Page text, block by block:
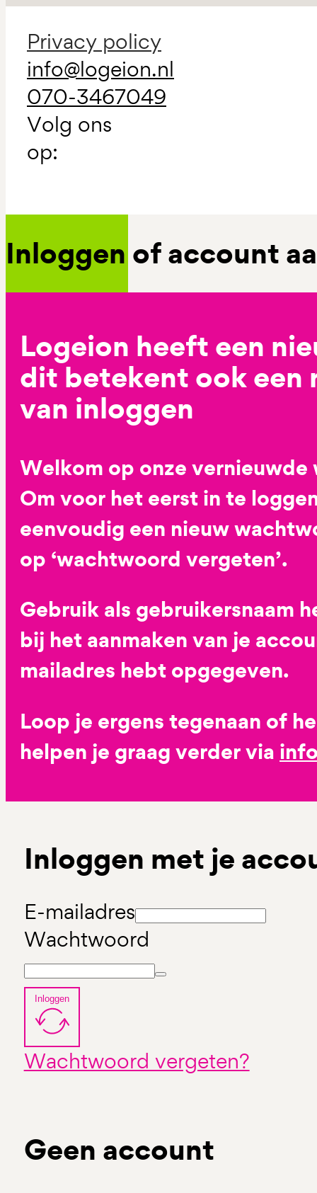
Privacy policy
info@logeion.nl
070-3467049
Volg ons
op:
Inloggen of account
Logeion heeft een
dit betekent ook een
van inloggen
Welkom op onze vernieuwde
Om voor het eerst in te
eenvoudig een nieuw
op ‘wachtwoord vergeten’.
Gebruik als gebruikersnaam
bij het aanmaken van je
mailadres hebt opgegeven.
Loop je ergens tegenaan of
helpen je graag verder via
Inloggen met je
E-mailadres
Wachtwoord
Inloggen
Wachtwoord vergeten?
Geen account